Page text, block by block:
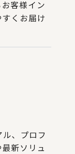
客様イン
くお届け
、プロフ
新ソリュ